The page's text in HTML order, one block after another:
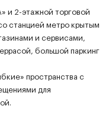
и 2-этажной торговой
станцией метро крытым
и сервисами,
большой паркинг
пространства с
для